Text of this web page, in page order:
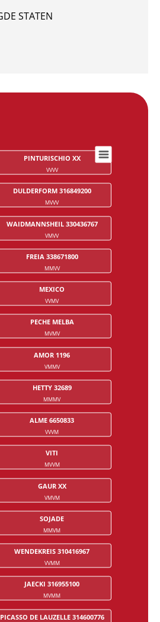
STATEN
PINTURISCHIO XX
VVVV
DULDERFORM 316849200
MVVV
WAIDMANNSHEIL 330436767
VMVV
FREIA 338671800
MMVV
MEXICO
VVMV
PECHE MELBA
MVMV
AMOR 1196
VMMV
HETTY 32689
MMMV
ALME 6650833
VVVM
VITI
MVVM
GAUR XX
VMVM
SOJADE
MMVM
WENDEKREIS 310416967
VVMM
JAECKI 316955100
MVMM
PICASSO DE LAUZELLE 314600776